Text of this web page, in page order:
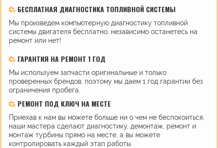
БЕСПЛАТНАЯ ДИАГНОСТИКА ТОПЛИВНОЙ СИСТЕМЫ
Мы произведем компьютерную диагностику топливной
системы двигателя бесплатно, независимо останетесь на
ремонт или нет!
ГАРАНТИЯ НА РЕМОНТ 1 ГОД
Мы используем запчасти оригинальные и только
проверенных брендов, поэтому мы даем 1 год гарантии без
ограничения пробега.
РЕМОНТ ПОД КЛЮЧ НА МЕСТЕ
Приехав к нам вы можете больше ни о чем не беспокоиться,
наши мастера сделают диагностику, демонтаж, ремонт и
монтаж турбины прямо на месте, а вы можете
контролировать каждый этап работы.